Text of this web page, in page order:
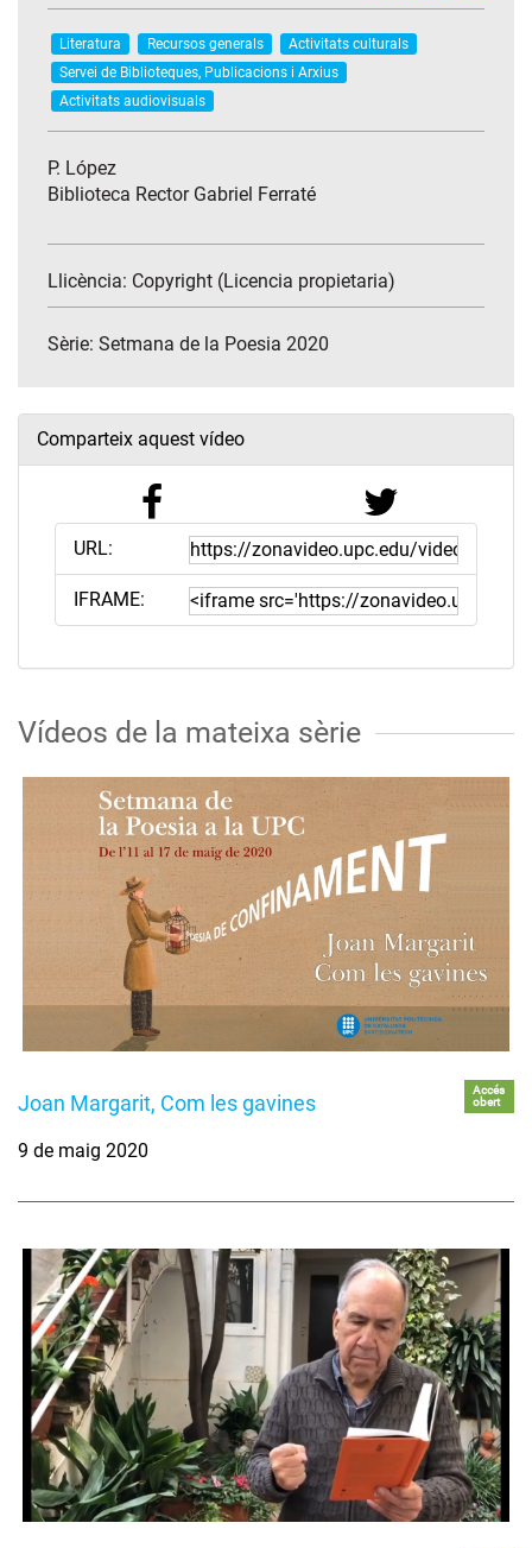
Literatura Recursos generals
Activitats culturals
Servei de Biblioteques, Publicacions i Arxius
Activitats audiovisuals
P. López
Biblioteca Rector Gabriel Ferraté
Llicència: Copyright (Licencia propietaria)
Sèrie: Setmana de la Poesia 2020
Comparteix aquest vídeo
URL:
IFRAME:
Vídeos de la mateixa sèrie
Joan Margarit, Com les gavines
Accés
obert
9 de maig 2020